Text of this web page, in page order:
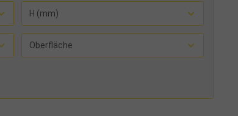
H (mm)
Oberfläche